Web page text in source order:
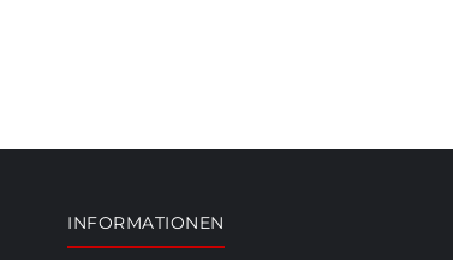
INFORMATIONEN